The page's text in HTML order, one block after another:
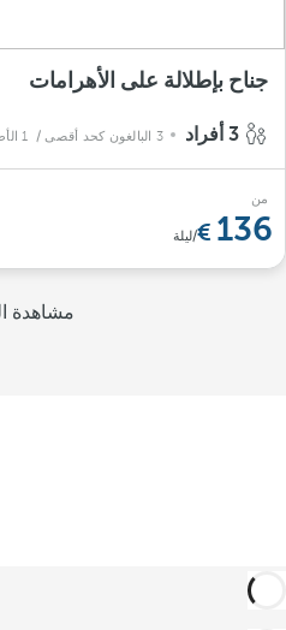
جناح بإطلالة على الأهرامات
3 البالغون كحد أقصى / 1 الأطفال كحد أقصى
من
136 /ليلة
مشاهدة